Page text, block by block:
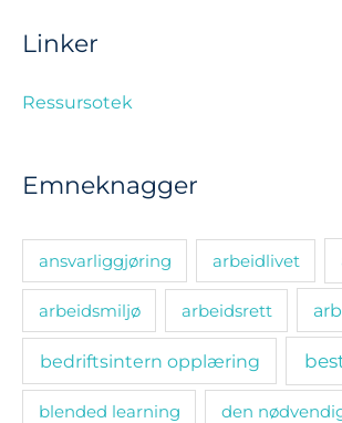
Linker
Ressursotek
Emneknagger
ansvarliggjøring arbeidlivet
arbeidsmiljø arbeidsrett
bedriftsintern opplæring
blended learning den